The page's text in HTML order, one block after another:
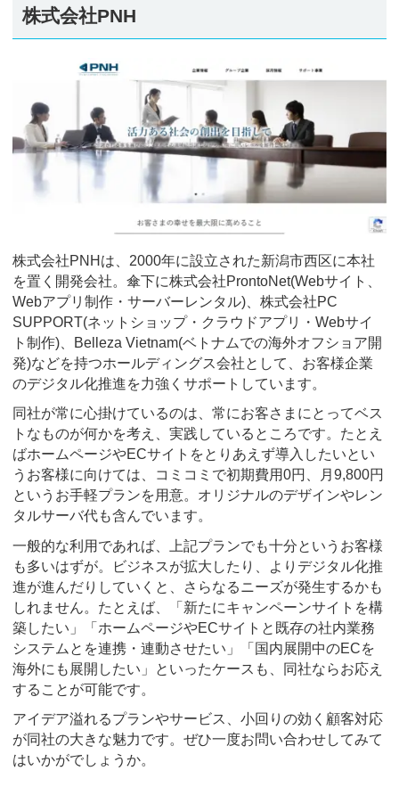
株式会社PNH
株式会社PNHは、2000年に設立された新潟市西区に本社
を置く開発会社。傘下に株式会社ProntoNet(Webサイト、
Webアプリ制作・サーバーレンタル)、株式会社PC
SUPPORT(ネットショップ・クラウドアプリ・Webサイ
ト制作)、Belleza Vietnam(ベトナムでの海外オフショア開
発)などを持つホールディングス会社として、お客様企業
のデジタル化推進を力強くサポートしています。
同社が常に心掛けているのは、常にお客さまにとってベス
トなものが何かを考え、実践しているところです。たとえ
ばホームページやECサイトをとりあえず導入したいとい
うお客様に向けては、コミコミで初期費用0円、月9,800円
というお手軽プランを用意。オリジナルのデザインやレン
タルサーバ代も含んでいます。
一般的な利用であれば、上記プランでも十分というお客様
も多いはずが。ビジネスが拡大したり、よりデジタル化推
進が進んだりしていくと、さらなるニーズが発生するかも
しれません。たとえば、「新たにキャンペーンサイトを構
築したい」「ホームページやECサイトと既存の社内業務
システムとを連携・連動させたい」「国内展開中のECを
海外にも展開したい」といったケースも、同社ならお応え
することが可能です。
アイデア溢れるプランやサービス、小回りの効く顧客対応
が同社の大きな魅力です。ぜひ一度お問い合わせしてみて
はいかがでしょうか。